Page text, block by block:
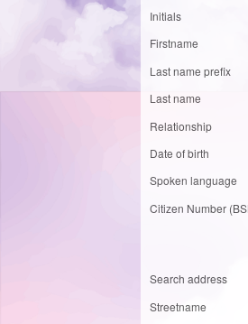
Initials
Firstname
Last name prefix
Last name
Relationship
Date of birth
Spoken language
Citizen Number
Search address
Streetname